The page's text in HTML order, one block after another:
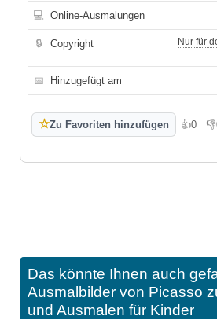
💻 Online-Ausmalungen
🔒 Copyright
Nur für
📅 Hinzugefügt am
☆Zu Favoriten hinzufügen 👍0
Gefällt👎
Das könnte Ihnen auch
Ausmalbilder von Picasso
und Ausmalen für Kinder